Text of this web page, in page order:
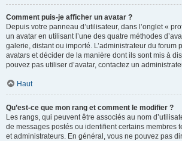
Comment puis-je afficher un avatar ?
Depuis votre panneau d’utilisateur, dans l’onglet «
un avatar en utilisant l’une des quatre méthodes
galerie, distant ou importé. L’administrateur du forum
avatars et décider de la manière dont ils sont mis à
pouvez pas utiliser d’avatar, contactez un
Haut
Qu’est-ce que mon rang et comment le modifier ?
Les rangs, qui peuvent être associés au nom
de messages postés ou identifient certains membres
et administrateurs. En général, vous ne pouvez pas